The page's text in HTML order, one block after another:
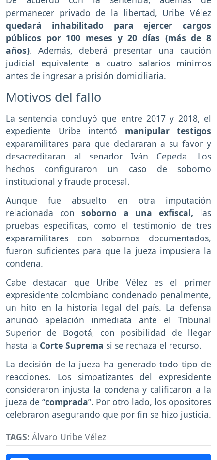
permanecer privado de la libertad, Uribe Vélez
quedará inhabilitado para ejercer cargos
públicos por 100 meses y 20 días (más de 8
años). Además, deberá presentar una caución
judicial equivalente a cuatro salarios mínimos
antes de ingresar a prisión domiciliaria.
Motivos del fallo
La sentencia concluyó que entre 2017 y 2018, el
expediente Uribe intentó manipular testigos
exparamilitares para que declararan a su favor y
desacreditaran al senador Iván Cepeda. Los
hechos configuraron un caso de soborno
institucional y fraude procesal.
Aunque fue absuelto en otra imputación
relacionada con soborno a una exfiscal, las
pruebas específicas, como el testimonio de tres
exparamilitares con sobornos documentados,
fueron suficientes para que la jueza impusiera la
condena.
Cabe destacar que Uribe Vélez es el primer
expresidente colombiano condenado penalmente,
un hito en la historia legal del país. La defensa
anunció apelación inmediata ante el Tribunal
Superior de Bogotá, con posibilidad de llegar
hasta la Corte Suprema si se rechaza el recurso.
La decisión de la jueza ha generado todo tipo de
reacciones. Los simpatizantes del expresidente
consideraron injusta la condena y calificaron a la
jueza de “comprada”. Por otro lado, los opositores
celebraron asegurando que por fin se hizo justicia.
TAGS: Álvaro Uribe Vélez